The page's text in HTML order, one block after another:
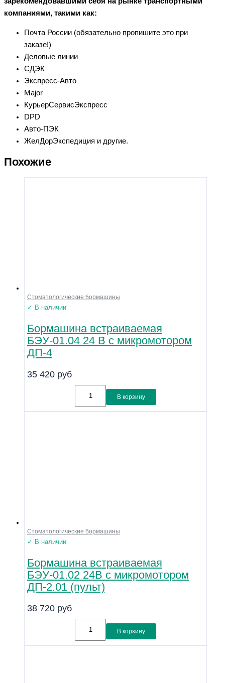
компаниями, такими как:
Почта России (обязательно пропишите это при
заказе!)
Деловые линии
СДЭК
Экспресс-Авто
Major
КурьерСервисЭкспресс
DPD
Авто-ПЭК
ЖелДорЭкспедиция и другие.
Похожие
Стоматологические бормашины
✓ В наличии
Бормашина встраиваемая
БЭУ-01.04 24 В с микромотором
ДП-4
35 420 руб
В корзину
Стоматологические бормашины
✓ В наличии
Бормашина встраиваемая
БЭУ-01.02 24В с микромотором
ДП-2.01 (пульт)
38 720 руб
В корзину